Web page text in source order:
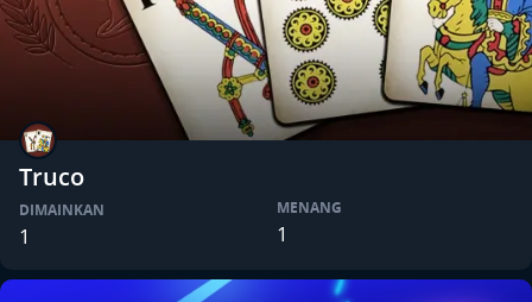
Truco
DIMAINKAN
1
MENANG
1